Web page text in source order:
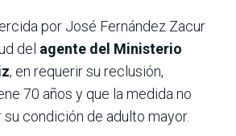
por José Fernández Zacur
del agente del Ministerio
, en requerir su reclusión,
70 años y que la medida no
condición de adulto mayor.